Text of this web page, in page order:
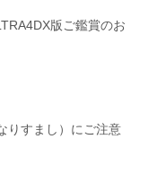
版ご鑑賞のお
りすまし）にご注意